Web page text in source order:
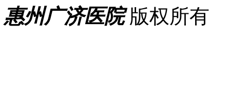
惠州广济医院版权所有